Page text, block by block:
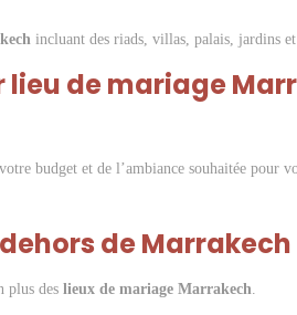
incluant des riads, villas, palais, jardins
lieu de mariage
budget et de l’ambiance souhaitée pour
de Marrakech
plus des lieux de mariage Marrakech.